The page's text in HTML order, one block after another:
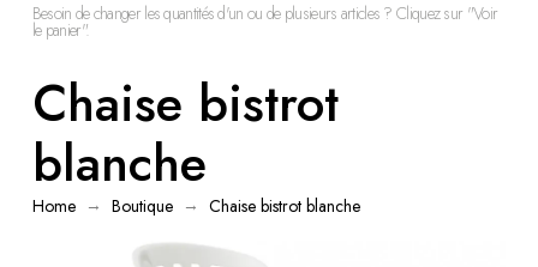
Besoin de changer les quantités d'un ou de plusieurs articles ? Cliquez sur "Voir
le panier".
Chaise bistrot
blanche
Home → Boutique → Chaise bistrot blanche